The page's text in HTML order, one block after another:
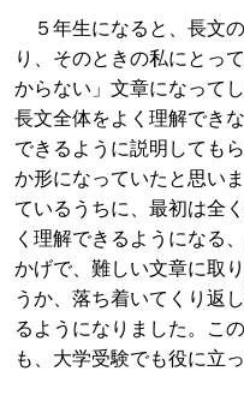
５年生になると、長文
り、そのときの私にとっ
からない」文章になって
長文全体をよく理解でき
できるように説明しても
か形になっていたと思い
ているうちに、最初は全
く理解できるようになる
かげで、難しい文章に取
うか、落ち着いてくり返
るようになりました。こ
も、大学受験でも役に立